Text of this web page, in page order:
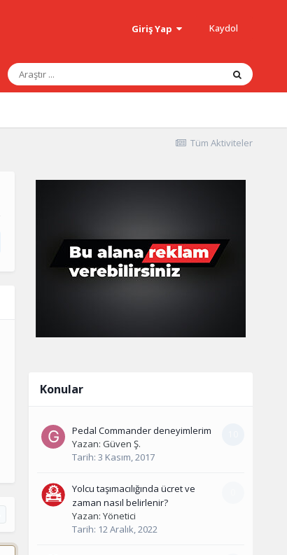
Giriş Yap Kaydol
Tüm Aktiviteler
Konular
Pedal Commander deneyimlerim
Yazan: Güven Ş.
Tarih: 3 Kasım, 2017
Yolcu taşımacılığında ücret ve
zaman nasıl belirlenir?
Yazan: Yönetici
Tarih: 12 Aralık, 2022